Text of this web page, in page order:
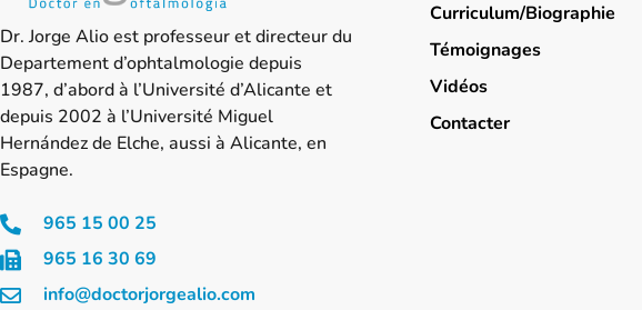
Dr. Jorge Alio est professeur et directeur du
Departement d’ophtalmologie depuis
1987, d’abord à l’Université d’Alicante et
depuis 2002 à l’Université Miguel
Hernández de Elche, aussi à Alicante, en
Espagne.
965 15 00 25
965 16 30 69
info@doctorjorgealio.com
Curriculum/Biographie
Témoignages
Vidéos
Contacter